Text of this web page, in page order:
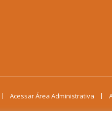
Acessar Área Administrativa